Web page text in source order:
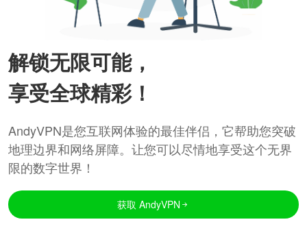
解锁无限可能，
享受全球精彩！
AndyVPN是您互联网体验的最佳伴侣，它帮助您突破
地理边界和网络屏障。让您可以尽情地享受这个无界
限的数字世界！
获取 AndyVPN